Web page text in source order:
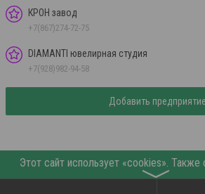
КРОН завод
+7(867)274-72-75
DIAMANTI ювелирная студия
+7(928)982-94-58
Добавить предприятие
〉